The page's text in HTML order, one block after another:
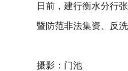
日前，建行衡水分行
暨防范非法集资、反
摄影：门池